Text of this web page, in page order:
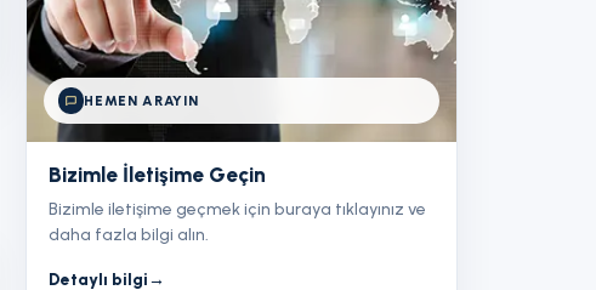
HEMEN ARAYIN
Bizimle İletişime Geçin
Bizimle iletişime geçmek için buraya tıklayınız ve
daha fazla bilgi alın.
Detaylı bilgi→